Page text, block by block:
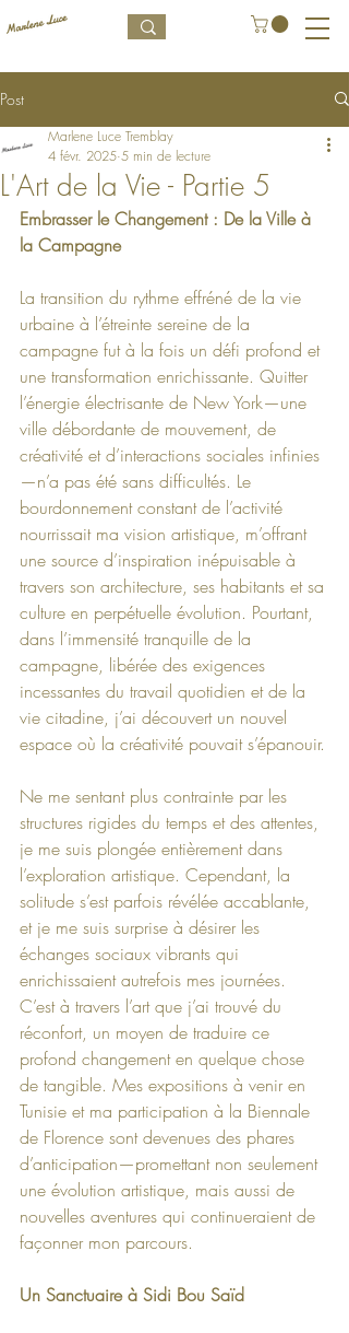
Post
L'Art de la Vie - Partie 5
Marlene Luce Tremblay
4 févr. 2025 5 min de lecture
Embrasser le Changement : De la Ville à
la Campagne
La transition du rythme effréné de la vie
urbaine à l’étreinte sereine de la
campagne fut à la fois un défi profond et
une transformation enrichissante. Quitter
l’énergie électrisante de New York—une
ville débordante de mouvement, de
créativité et d’interactions sociales infinies
—n’a pas été sans difficultés. Le
bourdonnement constant de l’activité
nourrissait ma vision artistique, m’offrant
une source d’inspiration inépuisable à
travers son architecture, ses habitants et sa
culture en perpétuelle évolution. Pourtant,
dans l’immensité tranquille de la
campagne, libérée des exigences
incessantes du travail quotidien et de la
vie citadine, j’ai découvert un nouvel
espace où la créativité pouvait s’épanouir.
Ne me sentant plus contrainte par les
structures rigides du temps et des attentes,
je me suis plongée entièrement dans
l’exploration artistique. Cependant, la
solitude s’est parfois révélée accablante,
et je me suis surprise à désirer les
échanges sociaux vibrants qui
enrichissaient autrefois mes journées.
C’est à travers l’art que j’ai trouvé du
réconfort, un moyen de traduire ce
profond changement en quelque chose
de tangible. Mes expositions à venir en
Tunisie et ma participation à la Biennale
de Florence sont devenues des phares
d’anticipation—promettant non seulement
une évolution artistique, mais aussi de
nouvelles aventures qui continueraient de
façonner mon parcours.
Un Sanctuaire à Sidi Bou Saïd